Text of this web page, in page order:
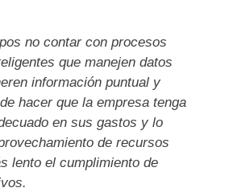
no contar con procesos
que manejen datos
información puntual y
hacer que la empresa tenga
en sus gastos y lo
de recursos
lento el cumplimiento de